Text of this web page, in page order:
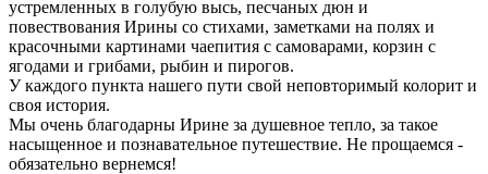
устремленных в голубую высь, песчаных дюн и
повествования Ирины со стихами, заметками на полях и
красочными картинами чаепития с самоварами, корзин с
ягодами и грибами, рыбин и пирогов.
У каждого пункта нашего пути свой неповторимый колорит и
своя история.
Мы очень благодарны Ирине за душевное тепло, за такое
насыщенное и познавательное путешествие. Не прощаемся -
обязательно вернемся!